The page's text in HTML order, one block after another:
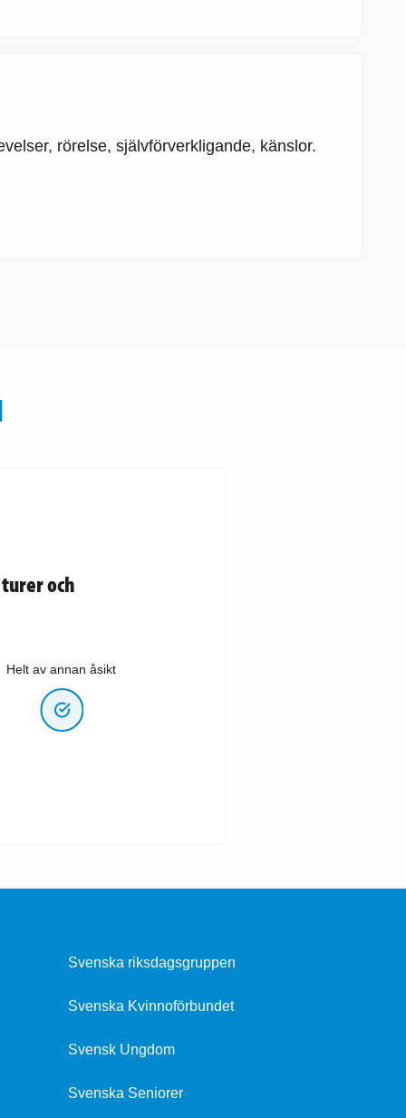
rörelse, självförverkligande, känslor.
och
Helt av annan åsikt
Svenska riksdagsgruppen
Svenska Kvinnoförbundet
Svensk Ungdom
Svenska Seniorer